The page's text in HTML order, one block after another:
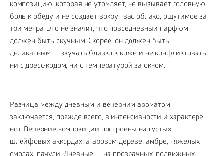
композицию, которая не утомляет, не вызывает головную
боль к обеду и не создает вокруг вас облако, ощутимое за
три метра. Это не значит, что повседневный парфюм
должен быть скучным. Скорее, он должен быть
деликатным — звучать близко к коже и не конфликтовать
ни с дресс-кодом, ни с температурой за окном.
Разница между дневным и вечерним ароматом
заключается, прежде всего, в интенсивности и характере
нот. Вечерние композиции построены на густых
шлейфовых аккордах: агаровом дереве, амбре, тяжелых